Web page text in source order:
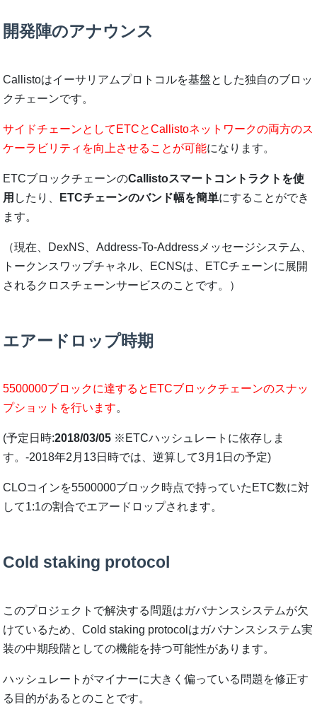
開発陣のアナウンス
Callistoはイーサリアムプロトコルを基盤とした独自のブロッ
クチェーンです。
サイドチェーンとしてETCとCallistoネットワークの両方のス
ケーラビリティを向上させることが可能になります。
ETCブロックチェーンのCallistoスマートコントラクトを使
用 したり、 ETCチェーンのバンド幅を簡単にすることができ
ます。
（現在、DexNS、Address-To-Addressメッセージシステム、
トークンスワップチャネル、ECNSは、ETCチェーンに展開
されるクロスチェーンサービスのことです。）
エアードロップ時期
5500000ブロックに達するとETCブロックチェーンのスナッ
プショットを行います。
(予定日時:2018/03/05 ※ETCハッシュレートに依存しま
す。-2018年2月13日時では、逆算して3月1日の予定)
CLOコインを5500000ブロック時点で持っていたETC数に対
して1:1の割合でエアードロップされます。
Cold staking protocol
このプロジェクトで解決する問題はガバナンスシステムが欠
けているため、Cold staking protocolはガバナンスシステム実
装の中期段階としての機能を持つ可能性があります。
ハッシュレートがマイナーに大きく偏っている問題を修正す
る目的があるとのことです。